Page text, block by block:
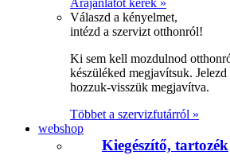
Árajánlatot kérek »
Válaszd a kényelmet,
intézd a szervizt otthonról!
Ki sem kell mozdulnod
készüléked megjavítsuk.
hozzuk-visszük megjavítva.
Többet a szervizfutárról »
webshop
Kiegészítő, tartozék